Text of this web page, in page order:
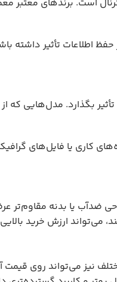
است. برندهای معتبر
اطلاعات تأثیر داشته
کاری یا فایل‌های
ضدآب یا بدنه
می‌تواند ارزش خرید